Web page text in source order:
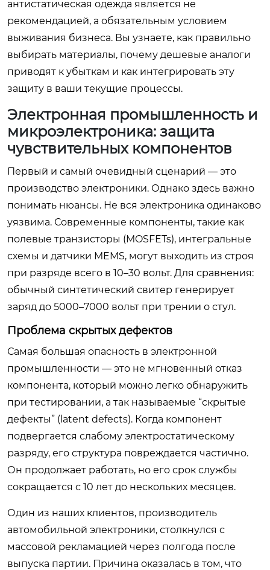
антистатическая одежда является не
рекомендацией, а обязательным условием
выживания бизнеса. Вы узнаете, как правильно
выбирать материалы, почему дешевые аналоги
приводят к убыткам и как интегрировать эту
защиту в ваши текущие процессы.
Электронная промышленность и
микроэлектроника: защита
чувствительных компонентов
Первый и самый очевидный сценарий — это
производство электроники. Однако здесь важно
понимать нюансы. Не вся электроника одинаково
уязвима. Современные компоненты, такие как
полевые транзисторы (MOSFETs), интегральные
схемы и датчики MEMS, могут выходить из строя
при разряде всего в 10–30 вольт. Для сравнения:
обычный синтетический свитер генерирует
заряд до 5000–7000 вольт при трении о стул.
Проблема скрытых дефектов
Самая большая опасность в электронной
промышленности — это не мгновенный отказ
компонента, который можно легко обнаружить
при тестировании, а так называемые “скрытые
дефекты” (latent defects). Когда компонент
подвергается слабому электростатическому
разряду, его структура повреждается частично.
Он продолжает работать, но его срок службы
сокращается с 10 лет до нескольких месяцев.
Один из наших клиентов, производитель
автомобильной электроники, столкнулся с
массовой рекламацией через полгода после
выпуска партии. Причина оказалась в том, что